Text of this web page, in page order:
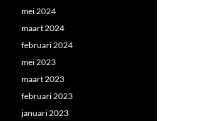
mei 2024
maart 2024
februari 2024
mei 2023
maart 2023
februari 2023
januari 2023